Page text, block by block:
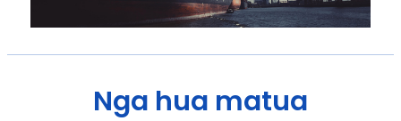
Nga hua matua